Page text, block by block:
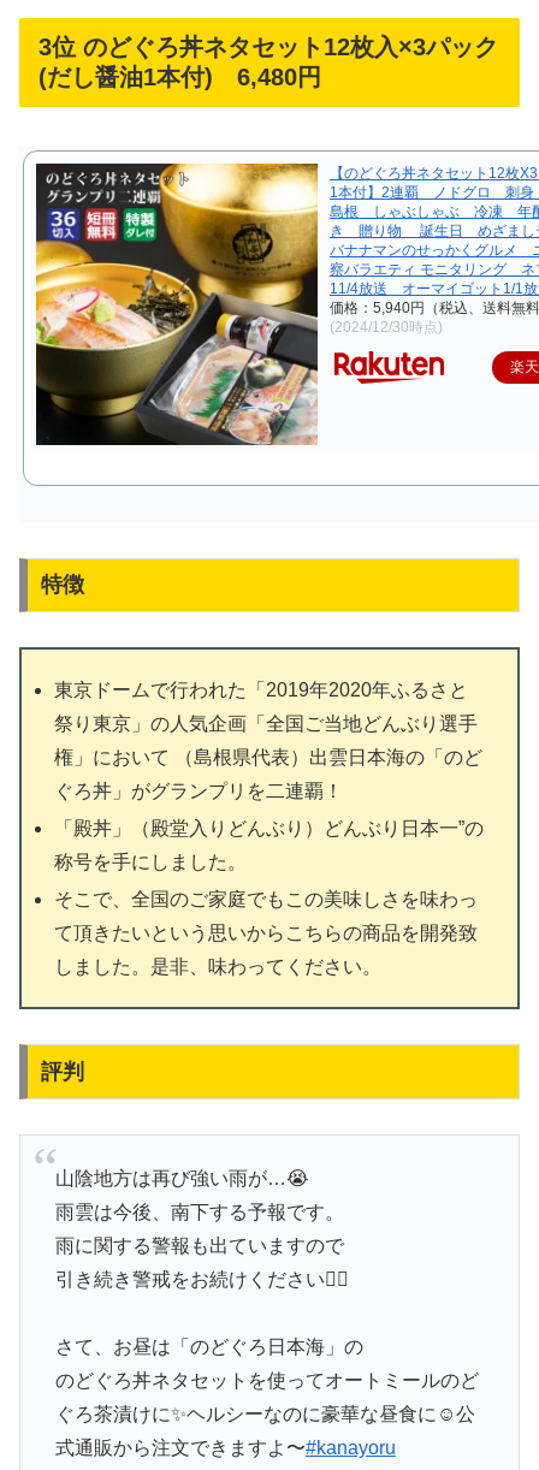
3位 のどぐろ丼ネタセット12枚入×3パック
(だし醤油1本付) 6,480円
【のどぐろ丼ネタセット12枚
1本付】2連覇 ノドグロ 刺
島根 しゃぶしゃぶ 冷凍 年
き 贈り物 誕生日 めざま
バナナマンのせっかくグルメ
察バラエティ モニタリング ネ
11/4放送 オーマイゴット1/1
価格：5,940円（税込、送料無
(2024/12/30時点)
楽
特徴
東京ドームで行われた「2019年2020年ふるさと
祭り東京」の人気企画「全国ご当地どんぶり選手
権」において （島根県代表）出雲日本海の「のど
ぐろ丼」がグランプリを二連覇！
「殿丼」（殿堂入りどんぶり）どんぶり日本一”の
称号を手にしました。
そこで、全国のご家庭でもこの美味しさを味わっ
て頂きたいという思いからこちらの商品を開発致
しました。是非、味わってください。
評判
山陰地方は再び強い雨が…😭
雨雲は今後、南下する予報です。
雨に関する警報も出ていますので
引き続き警戒をお続けください🙇‍♀️
さて、お昼は「のどぐろ日本海」の
のどぐろ丼ネタセットを使ってオートミールのど
ぐろ茶漬けに✨ヘルシーなのに豪華な昼食に☺️公
式通販から注文できますよ〜#kanayoru